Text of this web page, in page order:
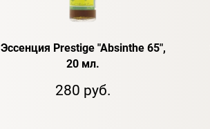
Эссенция Prestige "Absinthe 65",
20 мл.
280 руб.